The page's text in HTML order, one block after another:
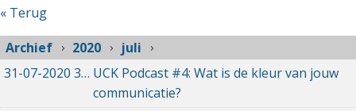
« Terug
Archief
2020
juli
31-07-2020 31-07-2020 11:05
UCK Podcast #4: Wat is de kleur van jouw
communicatie?